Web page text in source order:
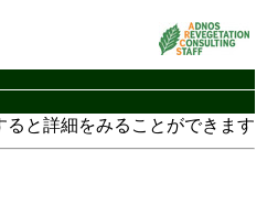
ると詳細をみることができます